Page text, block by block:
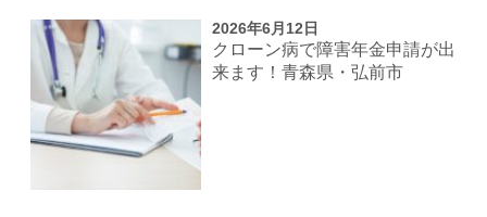
2026年6月12日
クローン病で障害年金申請が出
来ます！青森県・弘前市